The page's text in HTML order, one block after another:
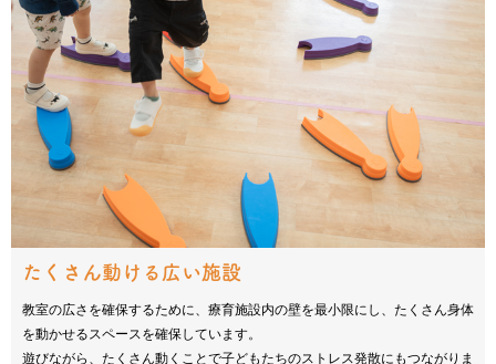
たくさん動ける広い施設
教室の広さを確保するために、療育施設内の壁を最小限にし、たくさん身体
を動かせるスペースを確保しています。
遊びながら、たくさん動くことで子どもたちのストレス発散にもつながりま